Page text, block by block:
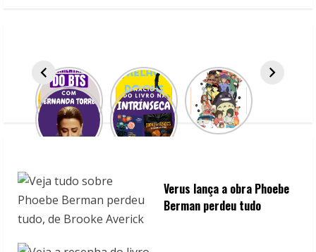
Verus lança a obra Phoebe
Berman perdeu tudo